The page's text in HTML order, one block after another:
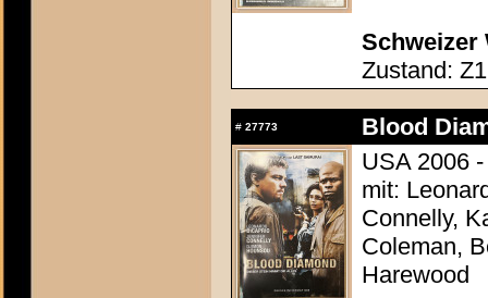
Schweizer
Zustand: Z1
# 27773
Blood
USA 2006
mit:
Connelly,
Coleman,
Harewood